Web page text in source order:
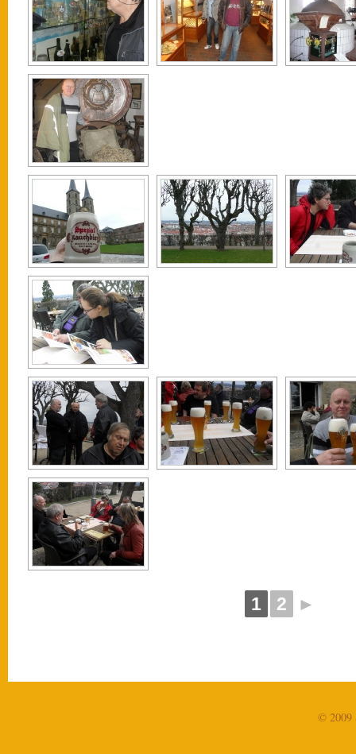
1 2 ►
© 2009